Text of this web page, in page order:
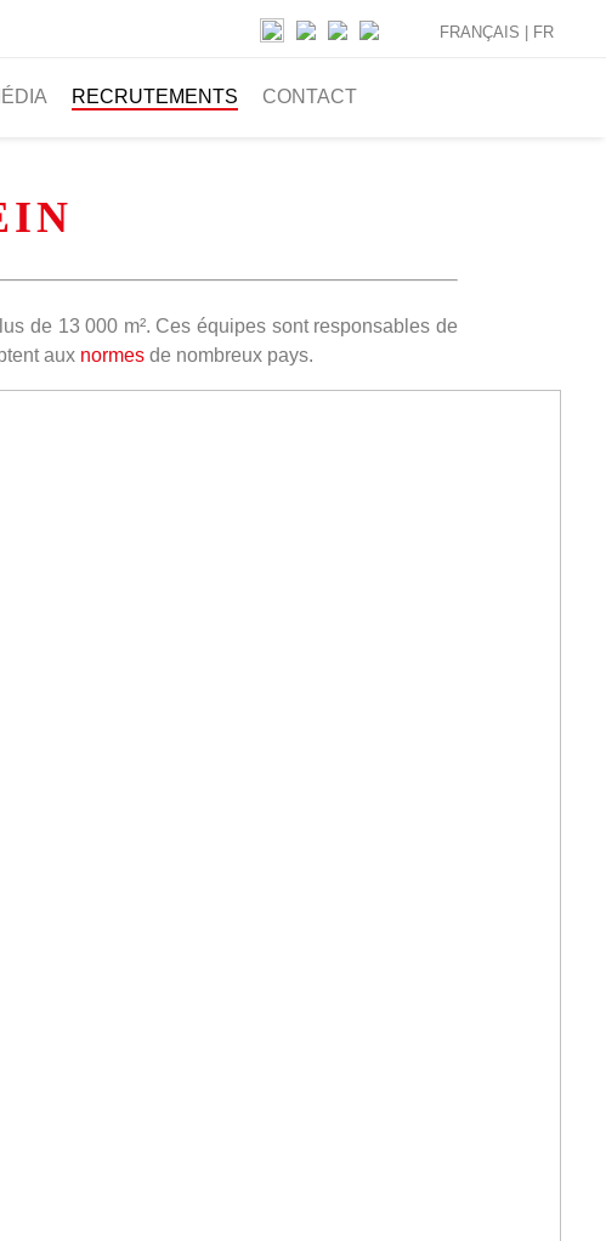
RECRUTEMENTS CONTACT
FRANÇAIS | FR
de 13 000 m². Ces équipes sont responsables de
aux normes de nombreux pays.